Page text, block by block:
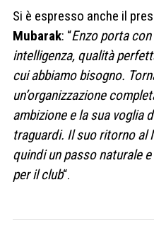
Si è espresso anche il
Mubarak: “Enzo porta
intelligenza, qualità
cui abbiamo bisogno.
un’organizzazione
ambizione e la sua voglia
traguardi. Il suo ritorno al
quindi un passo naturale
per il club“.